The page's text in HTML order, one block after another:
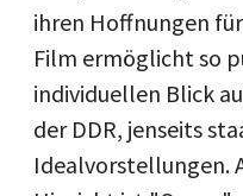
ihren Hoffnungen
Film ermöglicht so
individuellen Blick
der DDR, jenseits
Idealvorstellungen.